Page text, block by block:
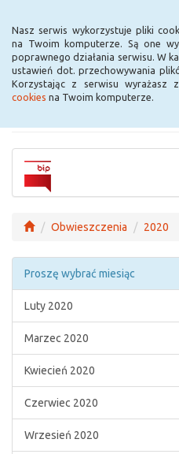
Nasz serwis wykorzystuje pliki
na Twoim komputerze. Są one
poprawnego działania serwisu. W
ustawień dot. przechowywania
Korzystając z serwisu wyrażasz
cookies na Twoim komputerze.
Urząd
Krośniewicach
Obwieszczenia 2020
Proszę wybrać miesiąc
Luty 2020
Marzec 2020
Kwiecień 2020
Czerwiec 2020
Wrzesień 2020